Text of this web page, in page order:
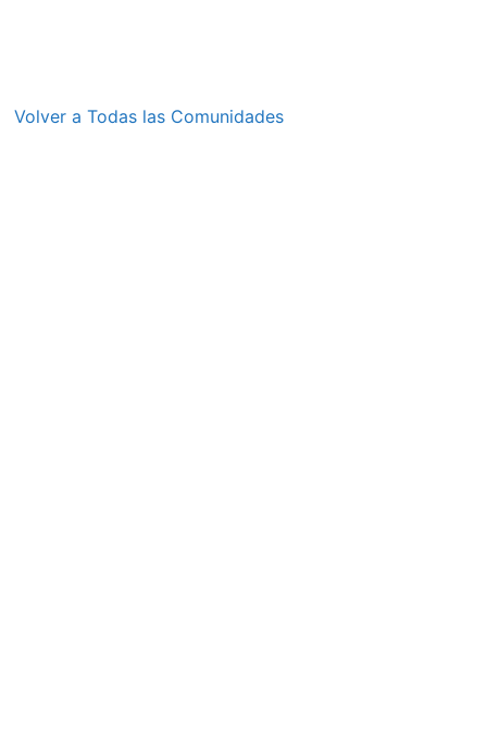
Volver a Todas las Comunidades